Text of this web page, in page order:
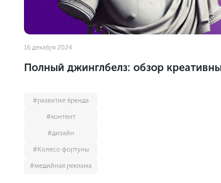
16 декабря 2024
Полный джинглбелз: обзор
#развитие бренда
#контент
#дизайн
#Колесо фортуны
#медийная реклама